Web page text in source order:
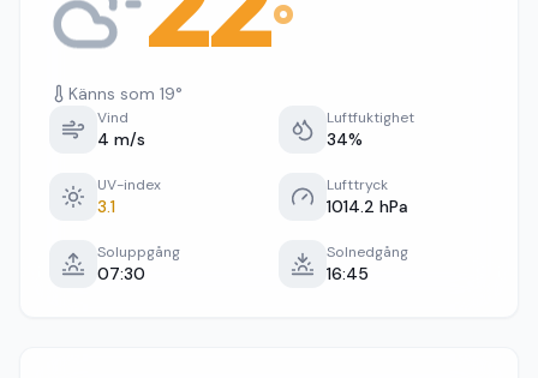
°
Känns som 19°
Vind
4 m/s
Luftfuktighet
34%
UV-index
3.1
Lufttryck
1014.2 hPa
Soluppgång
07:30
Solnedgång
16:45